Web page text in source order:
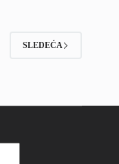
SLEDEĆA